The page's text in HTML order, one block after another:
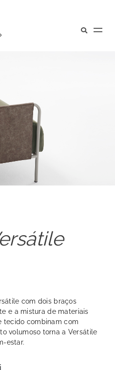
com dois braços
e a mistura de materiais
tecido combinam com
volumoso torna a Versátile
estar.